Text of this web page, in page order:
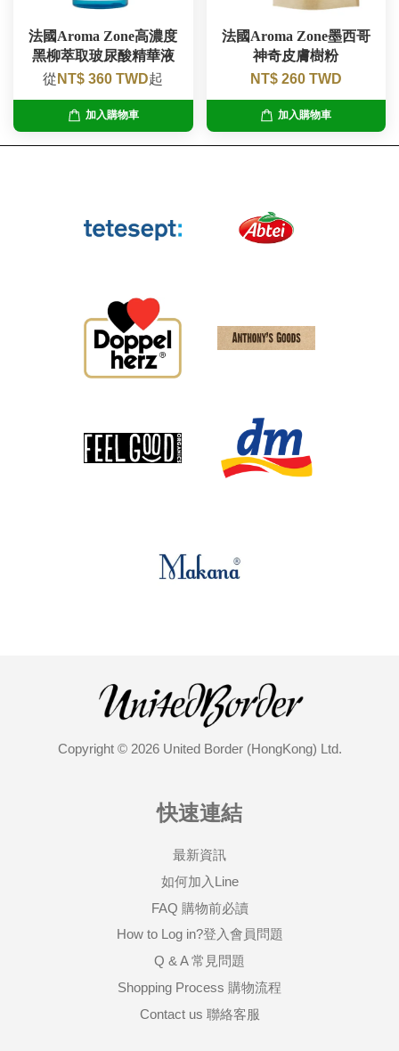
法國Aroma Zone高濃度
黑柳萃取玻尿酸精華液
從 NT$ 360 TWD起
加入購物車
法國Aroma Zone墨西哥
神奇皮膚樹粉
NT$ 260 TWD
加入購物車
Copyright © 2026 United Border (HongKong) Ltd.
快速連結
最新資訊
如何加入Line
FAQ 購物前必讀
How to Log in?登入會員問題
Q & A 常見問題
Shopping Process 購物流程
Contact us 聯絡客服